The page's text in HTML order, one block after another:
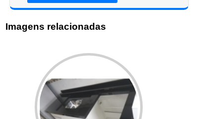
Imagens relacionadas